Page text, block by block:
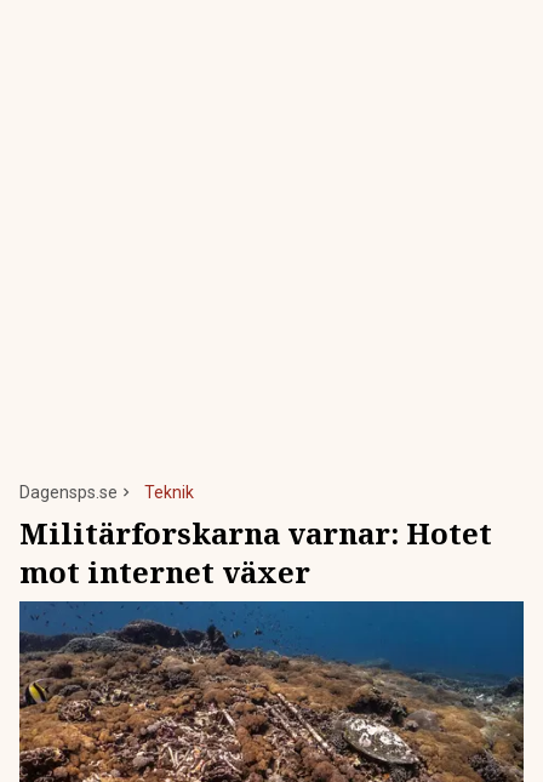
Dagensps.se Teknik
Militärforskarna varnar: Hotet
mot internet växer